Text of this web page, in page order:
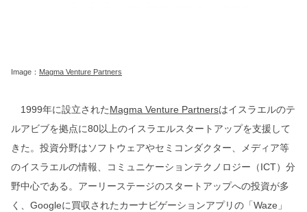
Image： Magma Venture Partners
1999年に設立されたMagma Venture Partnersはイスラエルのテ
ルアビブを拠点に80以上のイスラエルスタートアップを支援して
きた。投資分野はソフトウェアやセミコンダクター、メディア等
のイスラエルの情報、コミュニケーションテクノロジー（ICT）分
野中心である。アーリーステージのスタートアップへの投資が多
く、Googleに買収されたカーナビゲーションアプリの「Waze」